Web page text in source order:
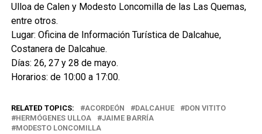
Ulloa de Calen y Modesto Loncomilla de las Las Quemas,
entre otros.
Lugar: Oficina de Información Turística de Dalcahue,
Costanera de Dalcahue.
Días: 26, 27 y 28 de mayo.
Horarios: de 10:00 a 17:00.
RELATED TOPICS: ACORDEÓN DALCAHUE
DON VITITO
HERMÓGENES ULLOA
JAIME BARRÍA
MODESTO LONCOMILLA